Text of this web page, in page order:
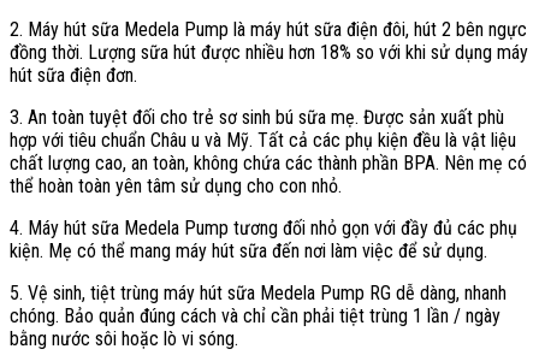
2. Máy hút sữa Medela Pump là máy hút sữa điện đôi, hút 2 bên ngực
đồng thời. Lượng sữa hút được nhiều hơn 18% so với khi sử dụng máy
hút sữa điện đơn.
3. An toàn tuyệt đối cho trẻ sơ sinh bú sữa mẹ. Được sản xuất phù
hợp với tiêu chuẩn Châu u và Mỹ. Tất cả các phụ kiện đều là vật liệu
chất lượng cao, an toàn, không chứa các thành phần BPA. Nên mẹ có
thể hoàn toàn yên tâm sử dụng cho con nhỏ.
4. Máy hút sữa Medela Pump tương đối nhỏ gọn với đầy đủ các phụ
kiện. Mẹ có thể mang máy hút sữa đến nơi làm việc để sử dụng.
5. ​Vệ sinh, tiệt trùng máy hút sữa Medela Pump RG dễ dàng, nhanh
chóng. Bảo quản đúng cách và chỉ cần phải tiệt trùng 1 lần / ngày
bằng nước sôi hoặc lò vi sóng.